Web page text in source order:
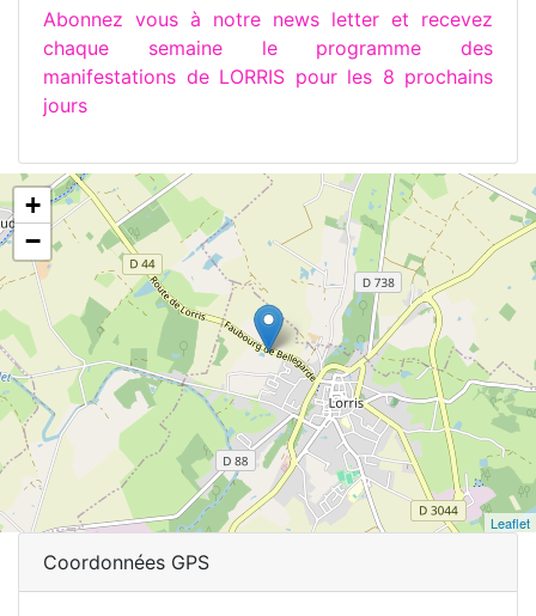
Abonnez vous à notre news letter et recevez
chaque semaine le programme des
manifestations de LORRIS pour les 8 prochains
jours
+
−
Leaflet
Coordonnées GPS